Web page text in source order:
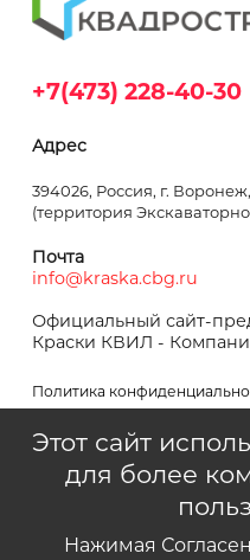
+7(473) 228-40-30
Адрес
394026, Россия, г.
(территория
Почта
info@kraska.cbg.ru
Официальный сайт-
Краски КВИЛ -
Политика
Квадрострой ©
Этот сайт
для более
Нажимая